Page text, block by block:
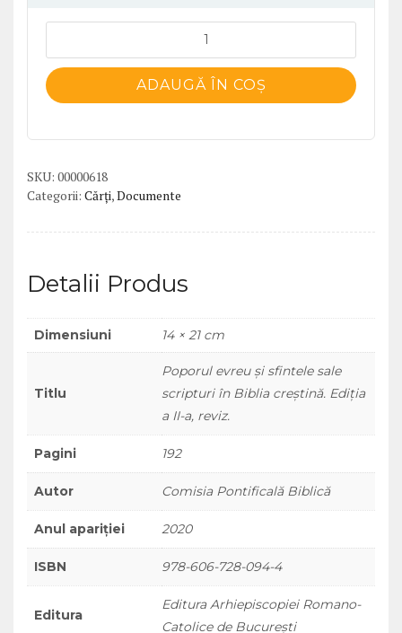
Poporul
evreu
şi
sale
creştină.
a
a,
ADAUGĂ ÎN COȘ
SKU: 00000618
Categorii: Cărți,Documente
Detalii Produs
Dimensiuni 14 × 21 cm
Titlu
Poporul evreu şi sfintele sale
scripturi în Biblia creştină. Ediţia
a II-a, reviz.
Pagini 192
Autor Comisia Pontificală Biblică
Anul apariției 2020
ISBN 978-606-728-094-4
Editura
Editura Arhiepiscopiei Romano-
Catolice de București